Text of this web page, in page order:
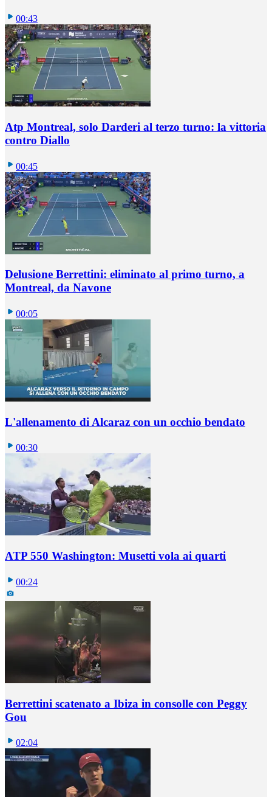
00:43
Atp Montreal, solo Darderi al terzo turno: la vittoria
contro Diallo
00:45
Delusione Berrettini: eliminato al primo turno, a
Montreal, da Navone
00:05
L'allenamento di Alcaraz con un occhio bendato
00:30
ATP 550 Washington: Musetti vola ai quarti
00:24
Berrettini scatenato a Ibiza in consolle con Peggy
Gou
02:04